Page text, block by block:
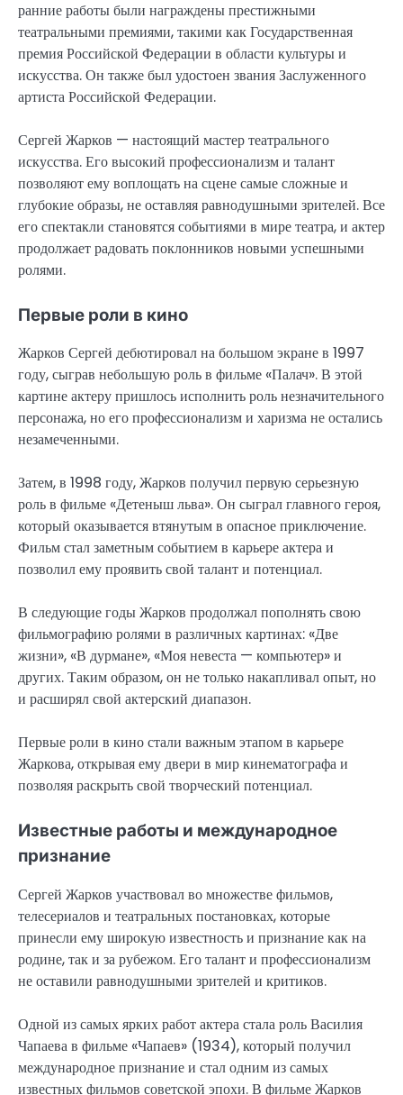
ранние работы были награждены престижными
театральными премиями, такими как Государственная
премия Российской Федерации в области культуры и
искусства. Он также был удостоен звания Заслуженного
артиста Российской Федерации.
Сергей Жарков — настоящий мастер театрального
искусства. Его высокий профессионализм и талант
позволяют ему воплощать на сцене самые сложные и
глубокие образы, не оставляя равнодушными зрителей. Все
его спектакли становятся событиями в мире театра, и актер
продолжает радовать поклонников новыми успешными
ролями.
Первые роли в кино
Жарков Сергей дебютировал на большом экране в 1997
году, сыграв небольшую роль в фильме «Палач». В этой
картине актеру пришлось исполнить роль незначительного
персонажа, но его профессионализм и харизма не остались
незамеченными.
Затем, в 1998 году, Жарков получил первую серьезную
роль в фильме «Детеныш льва». Он сыграл главного героя,
который оказывается втянутым в опасное приключение.
Фильм стал заметным событием в карьере актера и
позволил ему проявить свой талант и потенциал.
В следующие годы Жарков продолжал пополнять свою
фильмографию ролями в различных картинах: «Две
жизни», «В дурмане», «Моя невеста — компьютер» и
других. Таким образом, он не только накапливал опыт, но
и расширял свой актерский диапазон.
Первые роли в кино стали важным этапом в карьере
Жаркова, открывая ему двери в мир кинематографа и
позволяя раскрыть свой творческий потенциал.
Известные работы и международное
признание
Сергей Жарков участвовал во множестве фильмов,
телесериалов и театральных постановках, которые
принесли ему широкую известность и признание как на
родине, так и за рубежом. Его талант и профессионализм
не оставили равнодушными зрителей и критиков.
Одной из самых ярких работ актера стала роль Василия
Чапаева в фильме «Чапаев» (1934), который получил
международное признание и стал одним из самых
известных фильмов советской эпохи. В фильме Жарков